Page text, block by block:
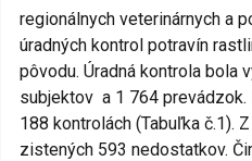
regionálnych veterinárnych a
úradných kontrol potravín
pôvodu. Úradná kontrola bola
subjektov a 1 764
188 kontrolách (Tabuľka č.1).
zistených 593 nedostatkov.